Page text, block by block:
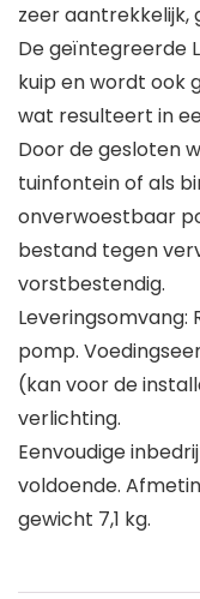
zeer aantrekkelijk,
De geïntegreerde
kuip en wordt ook
wat resulteert in
Door de gesloten
tuinfontein of als
onverwoestbaar
bestand tegen
vorstbestendig.
Leveringsomvang:
pomp.
(kan voor de
verlichting.
Eenvoudige
voldoende.
gewicht 7,1 kg.